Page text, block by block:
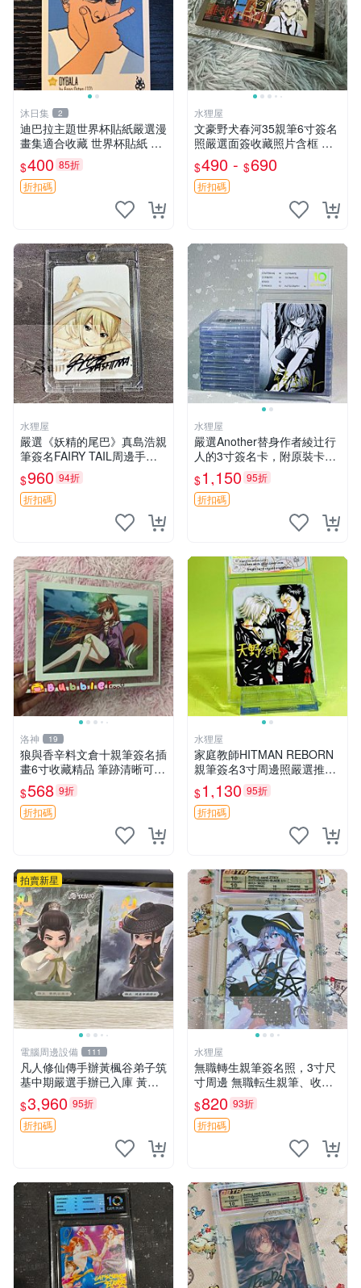
沐日集 2
迪巴拉主題世界杯貼紙嚴選漫
畫集適合收藏 世界杯貼紙 迪
巴拉 漫畫
$400 85折
折扣碼
水狸屋
文豪野犬春河35親筆6寸簽名
照嚴選面簽收藏照片含框 文
豪野犬簽名周邊 照片 標籤
$490 - $690
折扣碼
水狸屋
嚴選《妖精的尾巴》真島浩親
筆簽名FAIRY TAIL周邊手寫
限量收藏 尺寸3寸 日本回憶
版中古 妖精的尾巴 周邊 FAIR
Y_TAIL
$960 94折
折扣碼
水狸屋
嚴選Another替身作者綾辻行
人的3寸簽名卡，附原裝卡
磚。國內直郵快速到貨。 An
other 替身 綾辻行人 簽名卡
周邊
$1,150 95折
折扣碼
洛神 19
狼與香辛料文倉十親筆簽名插
畫6寸收藏精品 筆跡清晰可觸
摸 .擦拭驗證限量珍藏 狼與香
辛料 文倉十 揚州
$568 9折
折扣碼
水狸屋
家庭教師HITMAN REBORN
親筆簽名3寸周邊照嚴選推薦
尺寸：3寸 含原裝卡套 中古
默認初瑕 家庭教師HITMAN
REBORN 3寸簽名照 默認
$1,130 95折
折扣碼
拍賣新星
電腦周邊設備 111
凡人修仙傳手辦黃楓谷弟子筑
基中期嚴選手辦已入庫 黃楓
谷限定 黃楓谷手辦 凡人修仙
傳手辦 韓力 黃楓谷弟子 筑基
中期手辦 黃楓谷限量版 手辦
$3,960 95折
折扣碼
水狸屋
無職轉生親筆簽名照，3寸尺
寸周邊 無職転生親筆、收藏
原版卡磚 包裝精良 無職轉
生、親筆簽名、3寸照片
$820 93折
折扣碼